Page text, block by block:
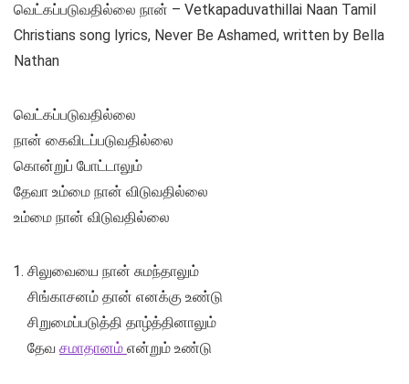
வெட்கப்படுவதில்லை நான் – Vetkapaduvathillai Naan Tamil
Christians song lyrics, Never Be Ashamed, written by Bella
Nathan
வெட்கப்படுவதில்லை
நான் கைவிடப்படுவதில்லை
கொன்றுப் போட்டாலும்
தேவா உம்மை நான் விடுவதில்லை
உம்மை நான் விடுவதில்லை
சிலுவையை நான் சுமந்தாலும்
சிங்காசனம் தான் எனக்கு உண்டு
சிறுமைப்படுத்தி தாழ்த்தினாலும்
தேவ சமாதானம் என்றும் உண்டு